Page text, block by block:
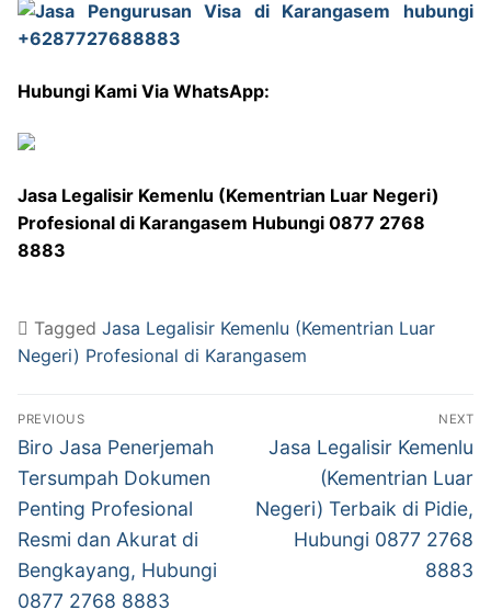
Hubungi Kami Via WhatsApp:
Jasa Legalisir Kemenlu (Kementrian Luar Negeri)
Profesional di Karangasem Hubungi 0877 2768
8883
Tagged Jasa Legalisir Kemenlu (Kementrian Luar
Negeri) Profesional di Karangasem
Post
navigation
PREVIOUS
Previous
post:
Biro Jasa Penerjemah
Tersumpah Dokumen
Penting Profesional
Resmi dan Akurat di
Bengkayang, Hubungi
0877 2768 8883
NEXT
Next
Jasa Legalisir Kemenlu
(Kementrian Luar
Negeri) Terbaik di Pidie,
Hubungi 0877 2768
8883